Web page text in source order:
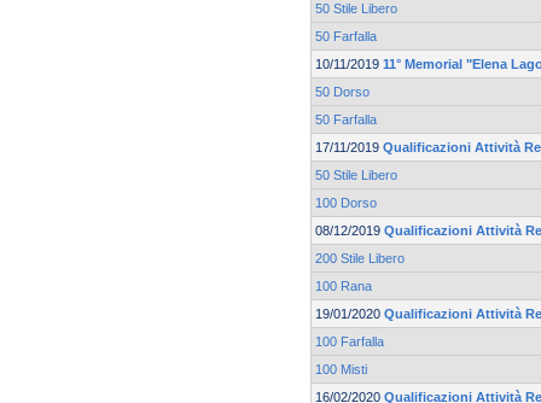
50 Stile Libero
50 Farfalla
10/11/2019 11° Memorial "Elena
50 Dorso
50 Farfalla
17/11/2019 Qualificazioni Attività
50 Stile Libero
100 Dorso
08/12/2019 Qualificazioni Attività
200 Stile Libero
100 Rana
19/01/2020 Qualificazioni Attività
100 Farfalla
100 Misti
16/02/2020 Qualificazioni Attività